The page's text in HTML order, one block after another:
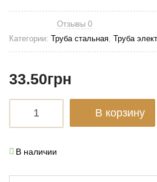
Отзывы 0
Категории:
Труба стальная, Труба
33.50грн
В корзину
В наличии